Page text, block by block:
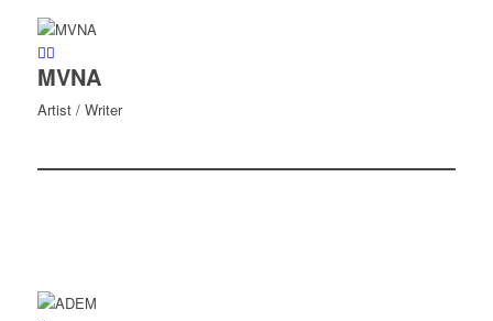
MVNA
Artist / Writer